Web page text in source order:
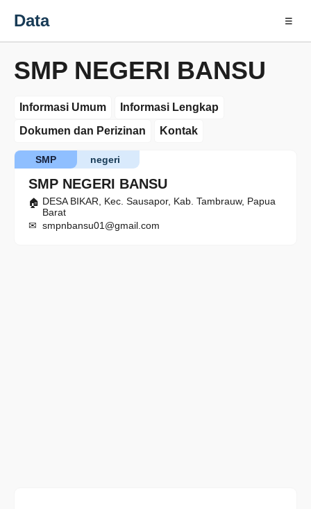
Data ☰
SMP NEGERI BANSU
Informasi Umum
Informasi Lengkap
Dokumen dan Perizinan
Kontak
SMP NEGERI BANSU
negeri
SMP
DESA BIKAR, Kec. Sausapor, Kab. Tambrauw, Papua
Barat
smpnbansu01@gmail.com